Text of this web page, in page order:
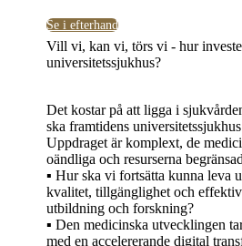
Se i efterhand
Vill vi, kan vi, törs vi - hur
universitetssjukhus?
Det kostar på att ligga i
ska framtidens
Uppdraget är komplext, de
oändliga och resurserna
▪ Hur ska vi fortsätta kunna leva
kvalitet, tillgänglighet och
utbildning och forskning?
▪ Den medicinska utvecklingen
med en accelererande digital